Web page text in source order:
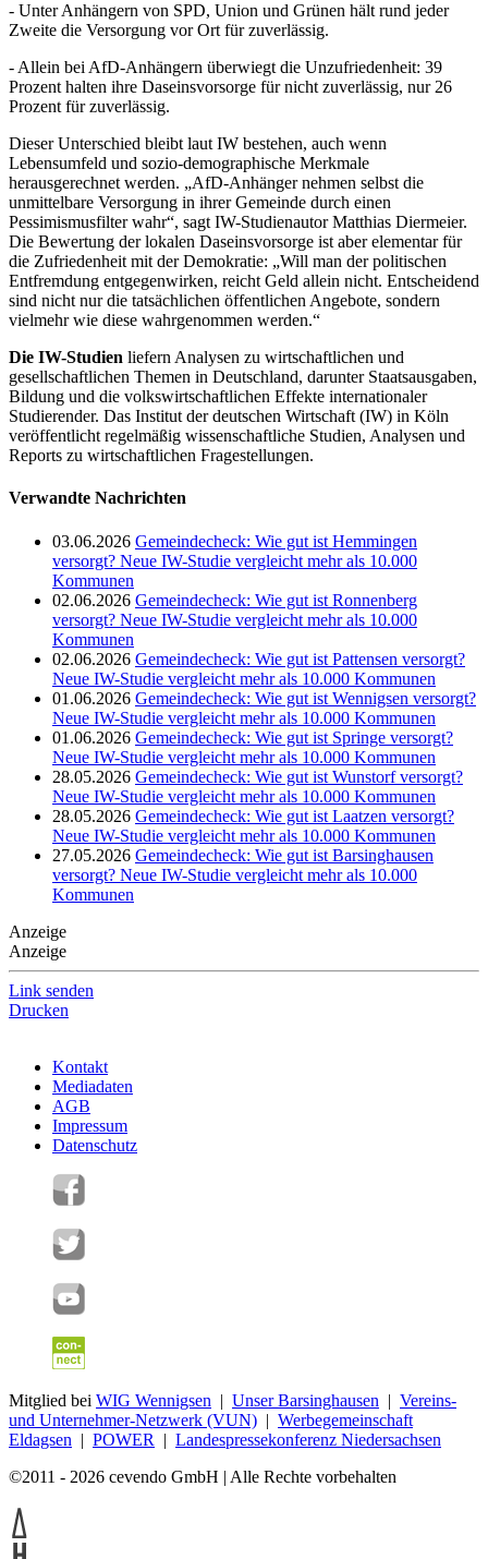
- Unter Anhängern von SPD, Union und Grünen hält rund jeder
Zweite die Versorgung vor Ort für zuverlässig.
- Allein bei AfD-Anhängern überwiegt die Unzufriedenheit: 39
Prozent halten ihre Daseinsvorsorge für nicht zuverlässig, nur 26
Prozent für zuverlässig.
Dieser Unterschied bleibt laut IW bestehen, auch wenn
Lebensumfeld und sozio-demographische Merkmale
herausgerechnet werden. „AfD-Anhänger nehmen selbst die
unmittelbare Versorgung in ihrer Gemeinde durch einen
Pessimismusfilter wahr“, sagt IW-Studienautor Matthias Diermeier.
Die Bewertung der lokalen Daseinsvorsorge ist aber elementar für
die Zufriedenheit mit der Demokratie: „Will man der politischen
Entfremdung entgegenwirken, reicht Geld allein nicht. Entscheidend
sind nicht nur die tatsächlichen öffentlichen Angebote, sondern
vielmehr wie diese wahrgenommen werden.“
Die IW-Studien liefern Analysen zu wirtschaftlichen und
gesellschaftlichen Themen in Deutschland, darunter Staatsausgaben,
Bildung und die volkswirtschaftlichen Effekte internationaler
Studierender. Das Institut der deutschen Wirtschaft (IW) in Köln
veröffentlicht regelmäßig wissenschaftliche Studien, Analysen und
Reports zu wirtschaftlichen Fragestellungen.
Verwandte Nachrichten
03.06.2026 Gemeindecheck: Wie gut ist Hemmingen
versorgt? Neue IW-Studie vergleicht mehr als 10.000
Kommunen
02.06.2026 Gemeindecheck: Wie gut ist Ronnenberg
versorgt? Neue IW-Studie vergleicht mehr als 10.000
Kommunen
02.06.2026 Gemeindecheck: Wie gut ist Pattensen versorgt?
Neue IW-Studie vergleicht mehr als 10.000 Kommunen
01.06.2026 Gemeindecheck: Wie gut ist Wennigsen versorgt?
Neue IW-Studie vergleicht mehr als 10.000 Kommunen
01.06.2026 Gemeindecheck: Wie gut ist Springe versorgt?
Neue IW-Studie vergleicht mehr als 10.000 Kommunen
28.05.2026 Gemeindecheck: Wie gut ist Wunstorf versorgt?
Neue IW-Studie vergleicht mehr als 10.000 Kommunen
28.05.2026 Gemeindecheck: Wie gut ist Laatzen versorgt?
Neue IW-Studie vergleicht mehr als 10.000 Kommunen
27.05.2026 Gemeindecheck: Wie gut ist Barsinghausen
versorgt? Neue IW-Studie vergleicht mehr als 10.000
Kommunen
Anzeige
Anzeige
Link senden
Drucken
Kontakt
Mediadaten
AGB
Impressum
Datenschutz
Mitglied bei WIG Wennigsen | Unser Barsinghausen | Vereins-
und Unternehmer-Netzwerk (VUN) | Werbegemeinschaft
Eldagsen | POWER | Landespressekonferenz Niedersachsen
©2011 - 2026 cevendo GmbH | Alle Rechte vorbehalten